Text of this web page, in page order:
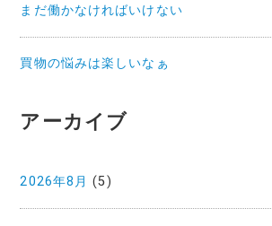
まだ働かなければいけない
買物の悩みは楽しいなぁ
アーカイブ
2026年8月 (5)